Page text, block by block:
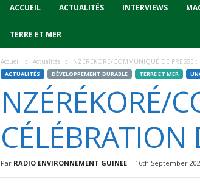
ACCUEIL ACTUALITÉS INTERVIEWS
TERRE ET MER
Accueil Actualités NZÉRÉKORÉ/COMMUNIQUÉ DE PRESSE :
ACTUALITÉS DÉVELOPPEMENT DURABLE TERRE ET MER
NZÉRÉKORÉ/
CÉLÉBRATION
Par RADIO ENVIRONNEMENT GUINEE- 16th September